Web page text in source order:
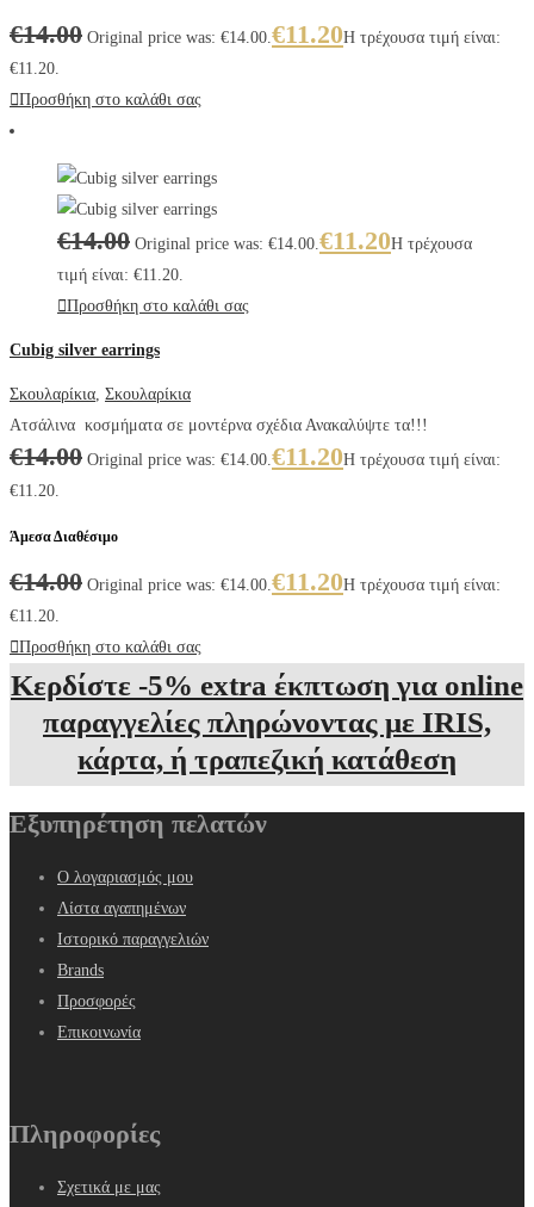
€14.00 Original price was: €14.00.€11.20Η τρέχουσα τιμή είναι:
€11.20.
Προσθήκη στο καλάθι σας
€14.00 Original price was: €14.00.€11.20Η τρέχουσα
τιμή είναι: €11.20.
Προσθήκη στο καλάθι σας
Cubig silver earrings
Σκουλαρίκια, Σκουλαρίκια
Ατσάλινα κοσμήματα σε μοντέρνα σχέδια Ανακαλύψτε τα!!!
€14.00 Original price was: €14.00.€11.20Η τρέχουσα τιμή είναι:
€11.20.
Άμεσα Διαθέσιμο
€14.00 Original price was: €14.00.€11.20Η τρέχουσα τιμή είναι:
€11.20.
Προσθήκη στο καλάθι σας
Κερδίστε -5% extra έκπτωση για online
παραγγελίες πληρώνοντας με IRIS,
κάρτα, ή τραπεζική κατάθεση
Εξυπηρέτηση πελατών
Ο λογαριασμός μου
Λίστα αγαπημένων
Ιστορικό παραγγελιών
Brands
Προσφορές
Επικοινωνία
Πληροφορίες
Σχετικά με μας